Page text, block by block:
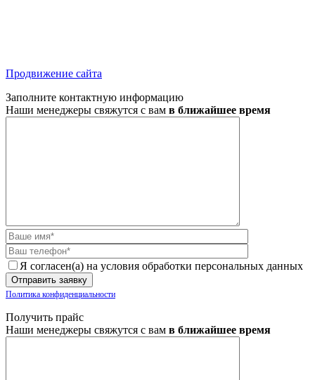
Продвижение сайта
Заполните контактную информацию
Наши менеджеры свяжутся с вам в ближайшее время
Я согласен(а) на условия обработки персональных данных
Политика конфиденциальности
Получить прайс
Наши менеджеры свяжутся с вам в ближайшее время